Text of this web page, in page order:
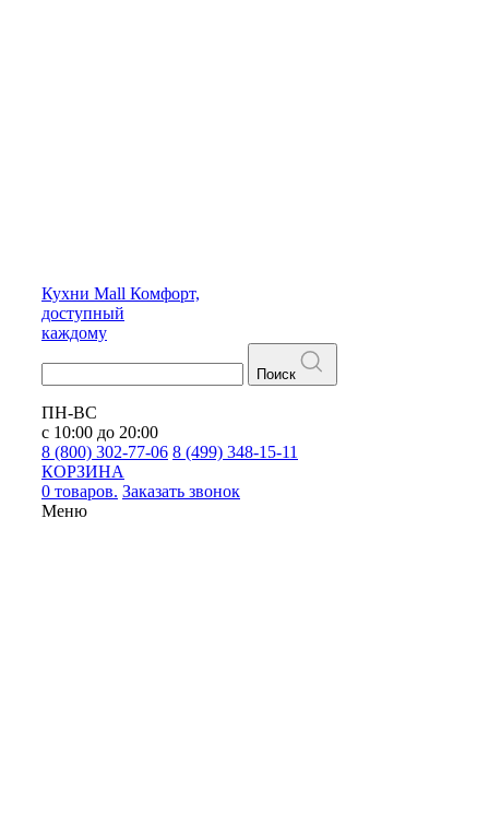
Кухни Mall Комфорт,
доступный
каждому
Поиск
ПН-ВС
с 10:00 до 20:00
8 (800) 302-77-06 8 (499) 348-15-11
КОРЗИНА
0 товаров. Заказать звонок
Меню